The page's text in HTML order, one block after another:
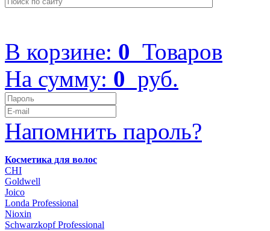
В корзине: 0 Товаров
На сумму: 0 руб.
Напомнить пароль?
Косметика для волос
CHI
Goldwell
Joico
Londa Professional
Nioxin
Schwarzkopf Professional